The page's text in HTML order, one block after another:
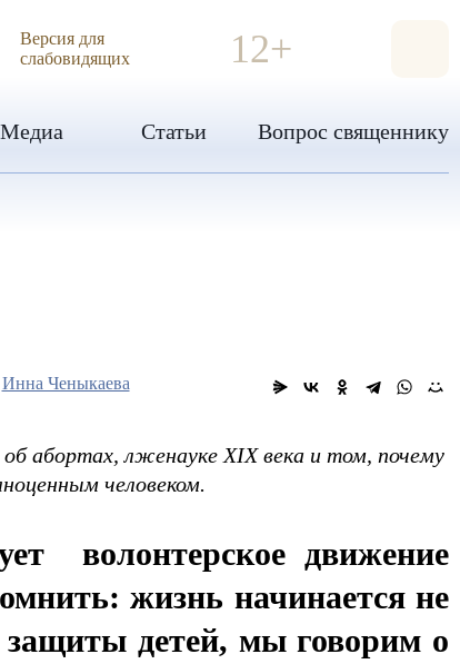
Версия для
слабовидящих
12+
Медиа Статьи Вопрос священнику
Инна Ченыкаева
абортах, лженауке XIX века и том, почему
человеком.
волонтерское движение
жизнь начинается не
детей, мы говорим о